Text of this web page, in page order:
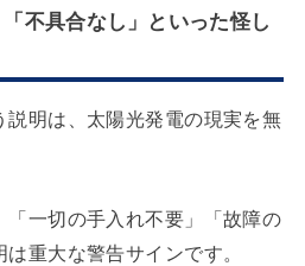
「不具合なし」といった怪し
説明は、太陽光発電の現実を無
「一切の手入れ不要」「故障の
重大な警告サインです。